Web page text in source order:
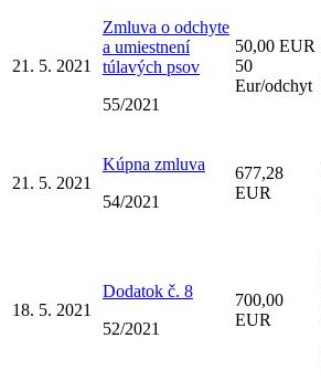
21. 5. 2021
Zmluva o odchyte
a umiestnení
túlavých psov
55/2021
50,00 EUR
50
Eur/odchyt
21. 5. 2021
Kúpna zmluva
54/2021
677,28
EUR
18. 5. 2021
Dodatok č. 8
52/2021
700,00
EUR